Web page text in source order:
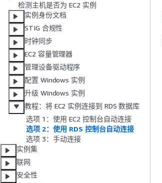
检测主机是否为 EC2 实例
实例身份文档
STIG 合规性
时钟同步
EC2 容量管理器
管理设备驱动程序
配置 Windows 实例
升级 Windows 实例
教程：将 EC2 实例连接到 RDS 数据库
选项 1：使用 EC2 控制台自动连接
选项 2：使用 RDS 控制台自动连接
选项 3：手动连接
实例集
联网
安全性